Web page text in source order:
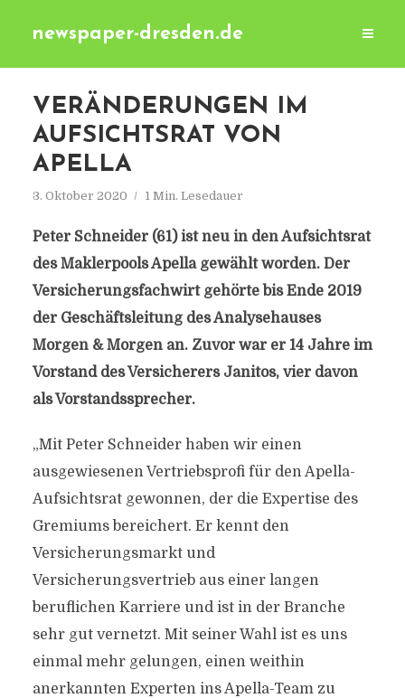
newspaper-dresden.de
VERÄNDERUNGEN IM
AUFSICHTSRAT VON
APELLA
3. Oktober 2020 1 Min. Lesedauer
Peter Schneider (61) ist neu in den Aufsichtsrat
des Maklerpools Apella gewählt worden. Der
Versicherungsfachwirt gehörte bis Ende 2019
der Geschäftsleitung des Analysehauses
Morgen & Morgen an. Zuvor war er 14 Jahre im
Vorstand des Versicherers Janitos, vier davon
als Vorstandssprecher.
„Mit Peter Schneider haben wir einen
ausgewiesenen Vertriebsprofi für den Apella-
Aufsichtsrat gewonnen, der die Expertise des
Gremiums bereichert. Er kennt den
Versicherungsmarkt und
Versicherungsvertrieb aus einer langen
beruflichen Karriere und ist in der Branche
sehr gut vernetzt. Mit seiner Wahl ist es uns
einmal mehr gelungen, einen weithin
anerkannten Experten ins Apella-Team zu